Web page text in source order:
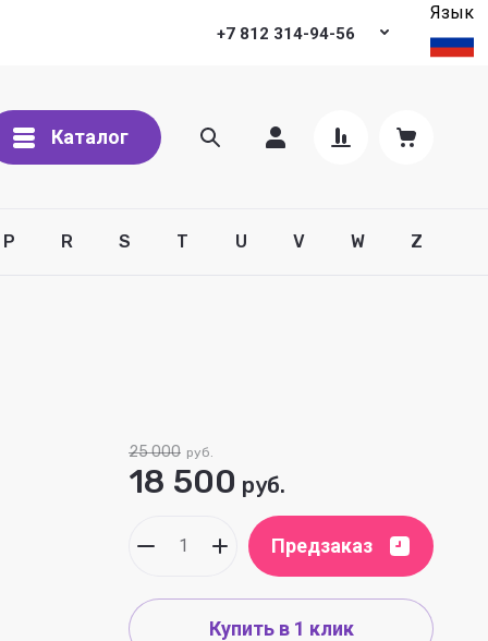
проверка зрения Подбор контактных линз Контакты
+7 812 314-94-56
Каталог
P R S T U V W Z
25 000 руб.
18 500 руб.
Предзаказ
Купить в 1 клик
Язык